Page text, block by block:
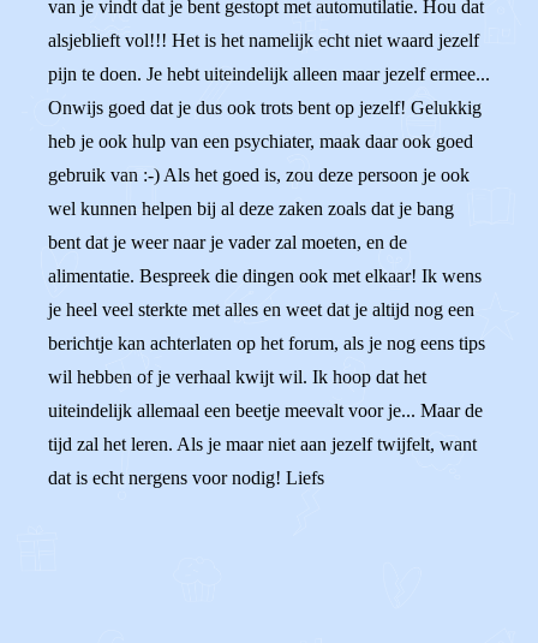
van je vindt dat je bent gestopt met automutilatie. Hou dat
alsjeblieft vol!!! Het is het namelijk echt niet waard jezelf
pijn te doen. Je hebt uiteindelijk alleen maar jezelf ermee...
Onwijs goed dat je dus ook trots bent op jezelf! Gelukkig
heb je ook hulp van een psychiater, maak daar ook goed
gebruik van :-) Als het goed is, zou deze persoon je ook
wel kunnen helpen bij al deze zaken zoals dat je bang
bent dat je weer naar je vader zal moeten, en de
alimentatie. Bespreek die dingen ook met elkaar! Ik wens
je heel veel sterkte met alles en weet dat je altijd nog een
berichtje kan achterlaten op het forum, als je nog eens tips
wil hebben of je verhaal kwijt wil. Ik hoop dat het
uiteindelijk allemaal een beetje meevalt voor je... Maar de
tijd zal het leren. Als je maar niet aan jezelf twijfelt, want
dat is echt nergens voor nodig! Liefs